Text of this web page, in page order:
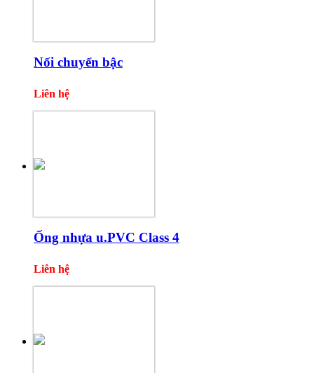
Nối chuyển bậc
Liên hệ
Ống nhựa u.PVC Class 4
Liên hệ